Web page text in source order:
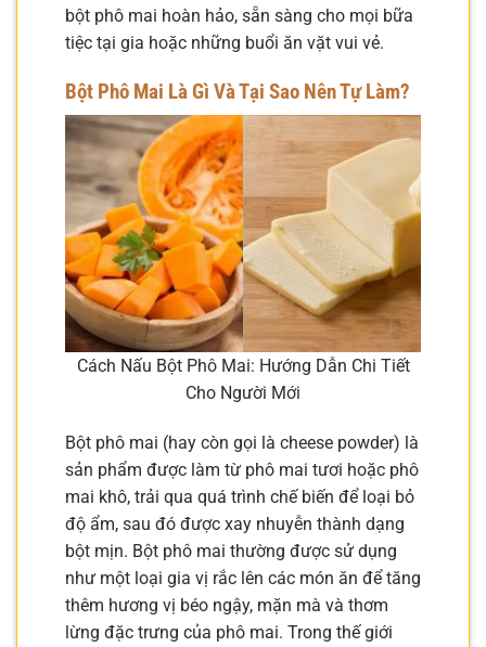
bột phô mai hoàn hảo, sẵn sàng cho mọi bữa
tiệc tại gia hoặc những buổi ăn vặt vui vẻ.
Bột Phô Mai Là Gì Và Tại Sao Nên Tự Làm?
Cách Nấu Bột Phô Mai: Hướng Dẫn Chi Tiết
Cho Người Mới
Bột phô mai (hay còn gọi là cheese powder) là
sản phẩm được làm từ phô mai tươi hoặc phô
mai khô, trải qua quá trình chế biến để loại bỏ
độ ẩm, sau đó được xay nhuyễn thành dạng
bột mịn. Bột phô mai thường được sử dụng
như một loại gia vị rắc lên các món ăn để tăng
thêm hương vị béo ngậy, mặn mà và thơm
lừng đặc trưng của phô mai. Trong thế giới